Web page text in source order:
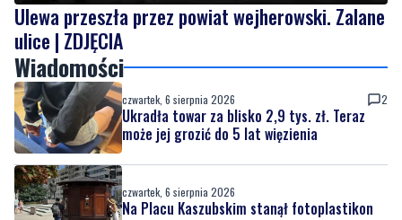
Ulewa przeszła przez powiat wejherowski. Zalane
ulice | ZDJĘCIA
Wiadomości
czwartek, 6 sierpnia 2026 2
Ukradła towar za blisko 2,9 tys. zł. Teraz
może jej grozić do 5 lat więzienia
czwartek, 6 sierpnia 2026
Na Placu Kaszubskim stanął fotoplastikon